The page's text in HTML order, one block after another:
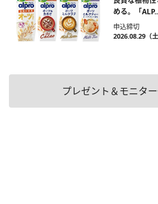
める。「
申込締切
2026.08.29（
プレゼント＆モニタ